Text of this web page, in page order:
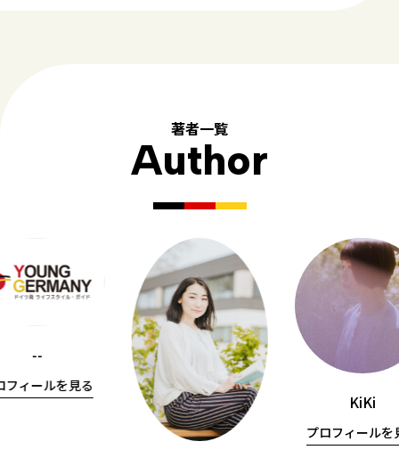
著者一覧
Author
--
フィールを見る
KiKi
プロフィールを